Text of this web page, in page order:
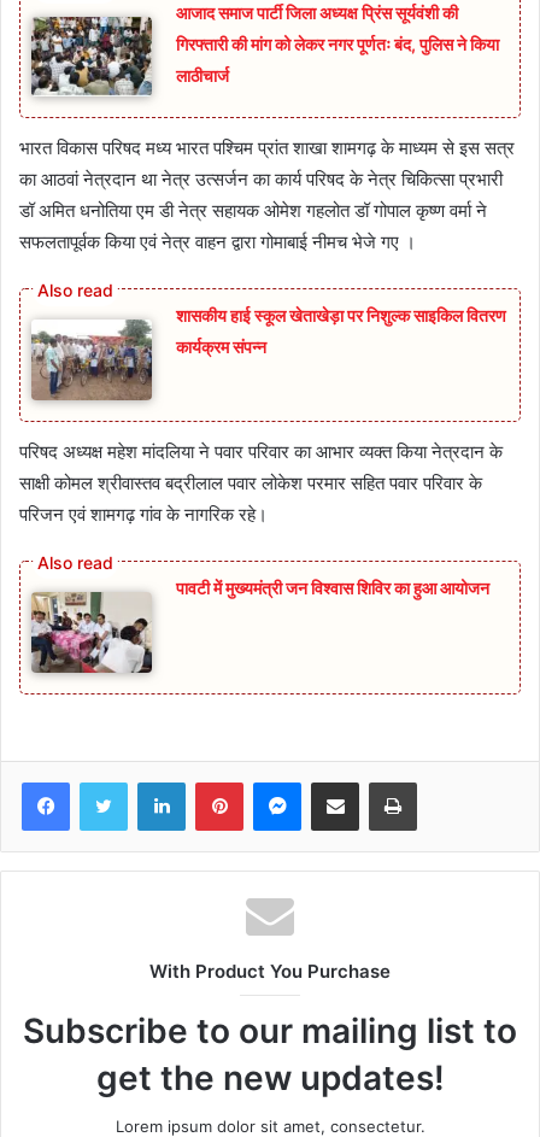
आजाद समाज पार्टी जिला अध्यक्ष प्रिंस सूर्यवंशी की
गिरफ्तारी की मांग को लेकर नगर पूर्णतः बंद, पुलिस ने किया
लाठीचार्ज
भारत विकास परिषद मध्य भारत पश्चिम प्रांत शाखा शामगढ़ के माध्यम से इस सत्र
का आठवां नेत्रदान था नेत्र उत्सर्जन का कार्य परिषद के नेत्र चिकित्सा प्रभारी
डॉ अमित धनोतिया एम डी नेत्र सहायक ओमेश गहलोत डॉ गोपाल कृष्ण वर्मा ने
सफलतापूर्वक किया एवं नेत्र वाहन द्वारा गोमाबाई नीमच भेजे गए ।
शासकीय हाई स्कूल खेताखेड़ा पर निशुल्क साइकिल वितरण
कार्यक्रम संपन्न
परिषद अध्यक्ष महेश मांदलिया ने पवार परिवार का आभार व्यक्त किया नेत्रदान के
साक्षी कोमल श्रीवास्तव बद्रीलाल पवार लोकेश परमार सहित पवार परिवार के
परिजन एवं शामगढ़ गांव के नागरिक रहे।
पावटी में मुख्यमंत्री जन विश्वास शिविर का हुआ आयोजन
FacebookTwitter LinkedInPinterestMessenger
Share via Email Print
With Product You Purchase
Subscribe to our mailing list to
get the new updates!
Lorem ipsum dolor sit amet, consectetur.